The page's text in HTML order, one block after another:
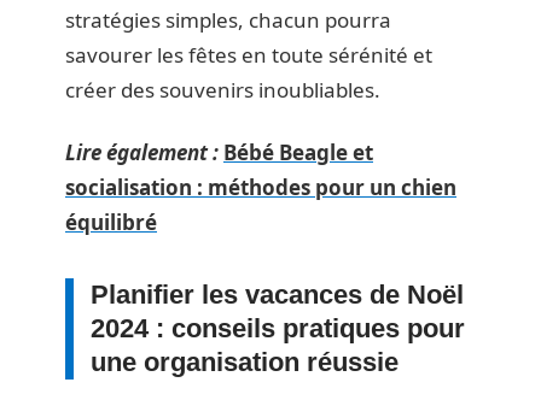
stratégies simples, chacun pourra
savourer les fêtes en toute sérénité et
créer des souvenirs inoubliables.
Lire également : Bébé Beagle et
socialisation : méthodes pour un chien
équilibré
Planifier les vacances de Noël
2024 : conseils pratiques pour
une organisation réussie